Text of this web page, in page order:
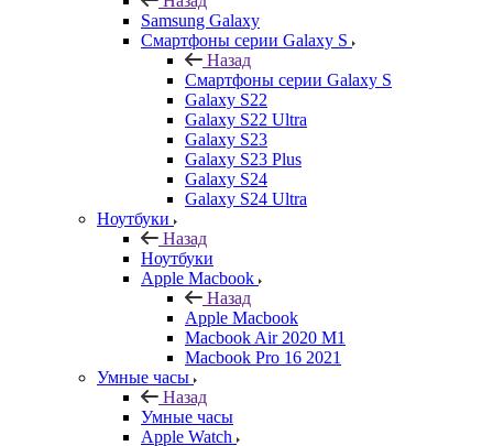
Samsung Galaxy
Смартфоны серии Galaxy S
Назад
Смартфоны серии Galaxy S
Galaxy S22
Galaxy S22 Ultra
Galaxy S23
Galaxy S23 Plus
Galaxy S24
Galaxy S24 Ultra
Ноутбуки
Назад
Ноутбуки
Apple Macbook
Назад
Apple Macbook
Macbook Air 2020 M1
Macbook Pro 16 2021
Умные часы
Назад
Умные часы
Apple Watch